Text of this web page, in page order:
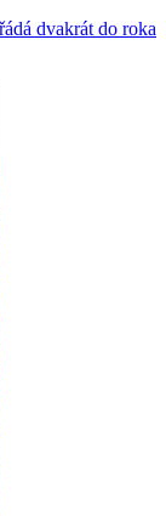
dvakrát do roka